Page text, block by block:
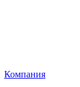
Компания